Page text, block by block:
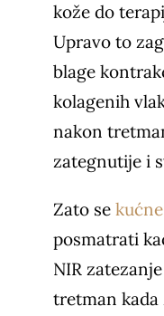
kože do
Upravo to
blage
kolagenih
nakon
zategnutije i
Zato sekućne
posmatrati
NIR
tretman